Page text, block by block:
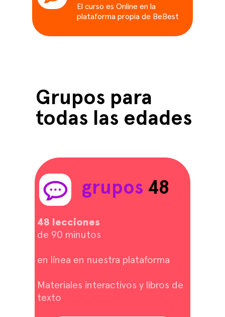
El curso es Online en la
plataforma propia de BeBest
Grupos para
todas las edades
grupos 48
48 lecciones
de 90 minutos
en línea en nuestra plataforma
Materiales interactivos y libros de
texto